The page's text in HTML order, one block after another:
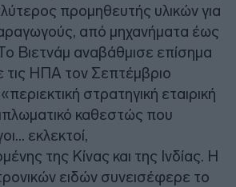
προμηθευτής υλικών για
από μηχανήματα έως
Βιετνάμ αναβάθμισε επίσημα
τις ΗΠΑ τον Σεπτέμβριο
στρατηγική εταιρική
καθεστώς που
εκλεκτοί,
της Κίνας και της Ινδίας. Η
ειδών συνεισέφερε το